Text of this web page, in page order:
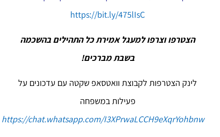
https://bit.ly/475lIsC
הצטרפו וצרפו למעגל אמירת כל התהילים בהשכמה
בשבת מברכים!
לינק הצטרפות לקבוצת וואטסאפ שקטה עם עדכונים על
פעילות במשפחה
https://chat.whatsapp.com/I3XPrwaLCCH9eXqrYohbnw